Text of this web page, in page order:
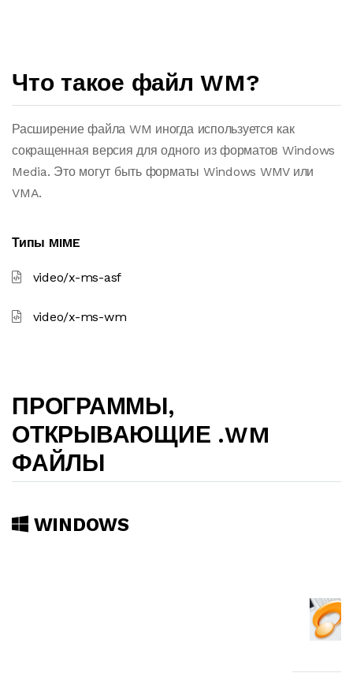
Что такое файл WM?
Расширение файла WM иногда используется как
сокращенная версия для одного из форматов Windows
Media. Это могут быть форматы Windows WMV или
VMA.
Типы MIME
video/x-ms-asf
video/x-ms-wm
ПРОГРАММЫ,
ОТКРЫВАЮЩИЕ .WM
ФАЙЛЫ
WINDOWS